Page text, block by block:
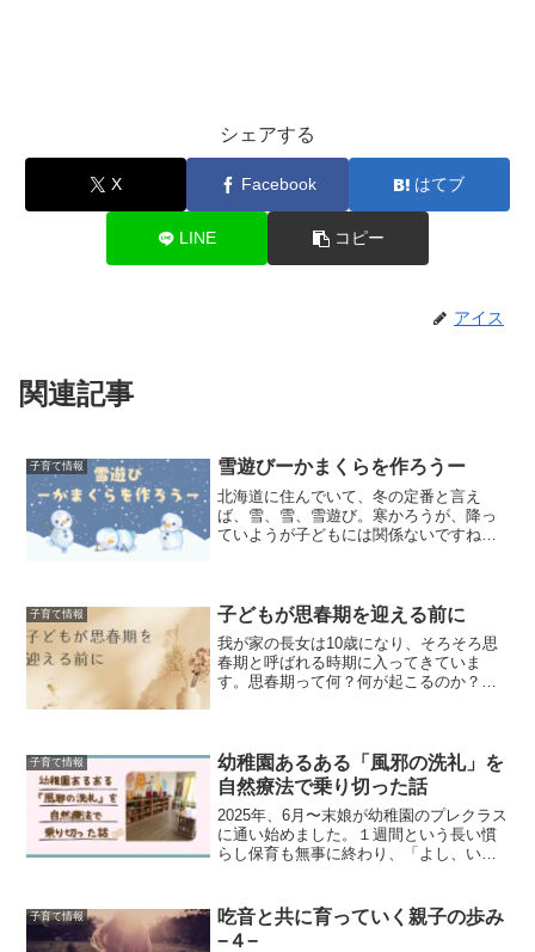
シェアする
X Facebook はてブ
LINE コピー
アイス
関連記事
子育て情報 雪遊びーかまくらを作ろうー
北海道に住んでいて、冬の定番と言え
ば、雪、雪、雪遊び。寒かろうが、降っ
ていようが子どもには関係ないですね。
遊べばいいのか迷っている...
子育て情報 子どもが思春期を迎える前に
我が家の長女は10歳になり、そろそろ思
春期と呼ばれる時期に入ってきていま
す。思春期って何？何が起こるのか？と
方・思春期は何が起こるのか...
子育て情報
幼稚園あるある「風邪の洗礼」を
自然療法で乗り切った話
2025年、6月〜末娘が幼稚園のプレクラス
に通い始めました。１週間という長い慣
らし保育も無事に終わり、「よし、いよ
を崩す時期”がやってきました。ですが、
今回我が家は“...
子育て情報
吃音と共に育っていく親子の歩み
−４−